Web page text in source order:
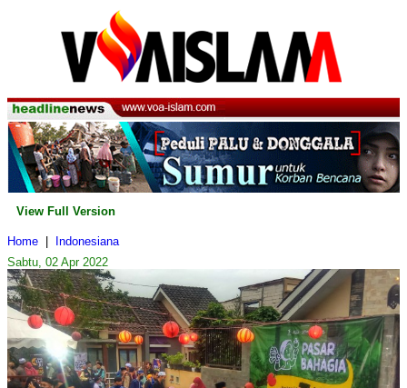
View Full Version
Home
Indonesiana
Sabtu, 02 Apr 2022